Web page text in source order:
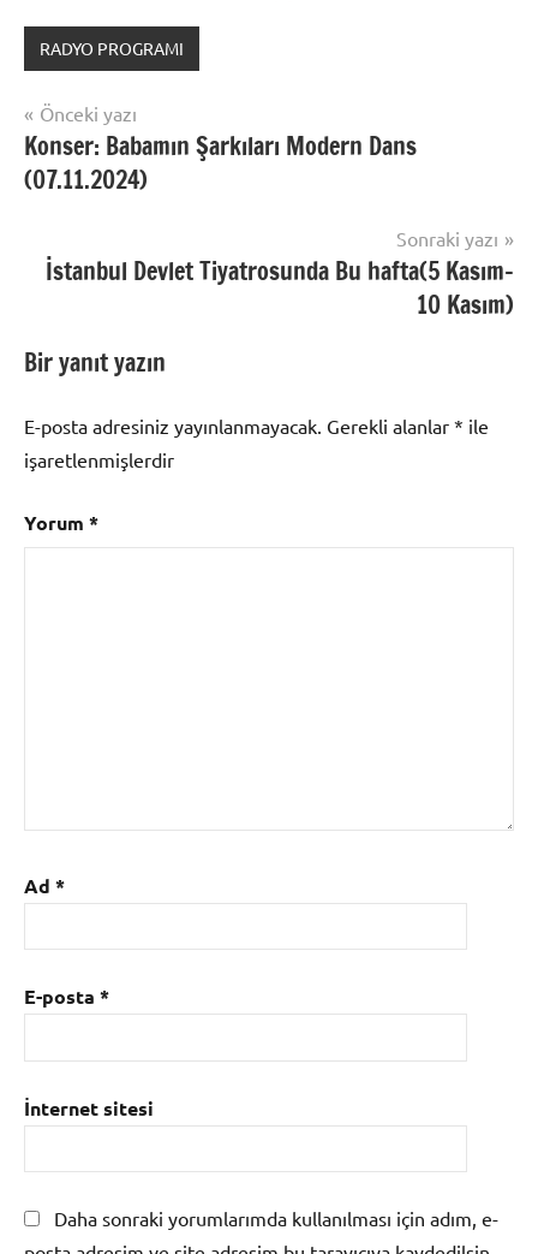
RADYO PROGRAMI
Yazı
gezinmesi
Önceki yazı
Konser: Babamın Şarkıları Modern Dans
(07.11.2024)
Sonraki yazı
İstanbul Devlet Tiyatrosunda Bu hafta(5 Kasım-
10 Kasım)
Bir yanıt yazın
E-posta adresiniz yayınlanmayacak. Gerekli alanlar * ile
işaretlenmişlerdir
Yorum *
Ad *
E-posta *
İnternet sitesi
Daha sonraki yorumlarımda kullanılması için adım, e-